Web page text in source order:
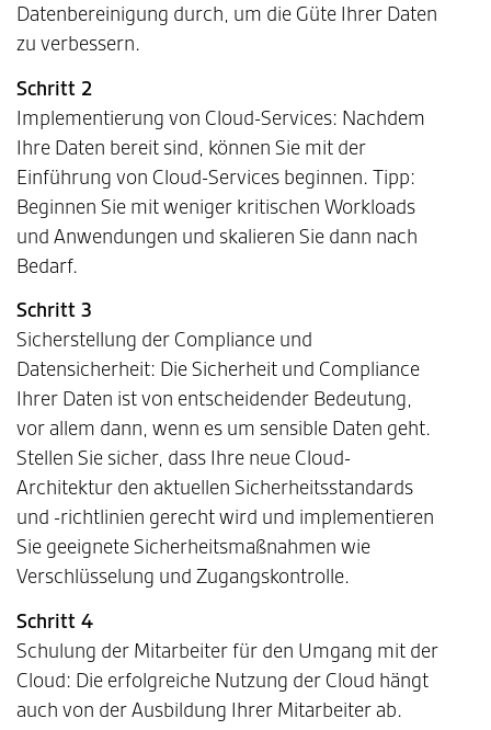
Datenbereinigung durch, um die Güte Ihrer Daten
zu verbessern.
Schritt 2
Implementierung von Cloud-Services: Nachdem
Ihre Daten bereit sind, können Sie mit der
Einführung von Cloud-Services beginnen. Tipp:
Beginnen Sie mit weniger kritischen Workloads
und Anwendungen und skalieren Sie dann nach
Bedarf.
Schritt 3
Sicherstellung der Compliance und
Datensicherheit: Die Sicherheit und Compliance
Ihrer Daten ist von entscheidender Bedeutung,
vor allem dann, wenn es um sensible Daten geht.
Stellen Sie sicher, dass Ihre neue Cloud-
Architektur den aktuellen Sicherheitsstandards
und -richtlinien gerecht wird und implementieren
Sie geeignete Sicherheitsmaßnahmen wie
Verschlüsselung und Zugangskontrolle.
Schritt 4
Schulung der Mitarbeiter für den Umgang mit der
Cloud: Die erfolgreiche Nutzung der Cloud hängt
auch von der Ausbildung Ihrer Mitarbeiter ab.